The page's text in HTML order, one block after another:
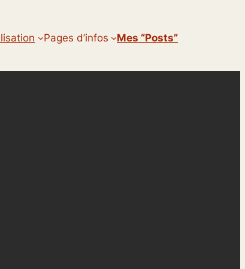
Pages d’infos Mes “posts”